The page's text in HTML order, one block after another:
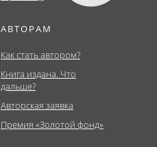
АВТОРАМ
Как стать автором?
Книга издана. Что
дальше?
Авторская заявка
Премия «Золотой фонд»